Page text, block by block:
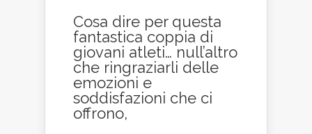
Cosa dire per questa
fantastica coppia di
giovani atleti… null’altro
che ringraziarli delle
emozioni e
soddisfazioni che ci
offrono,